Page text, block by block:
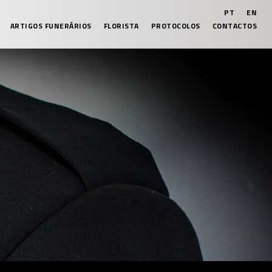
ARTIGOS FUNERÁRIOS FLORISTA PROTOCOLOS CONTACTOS
PT EN